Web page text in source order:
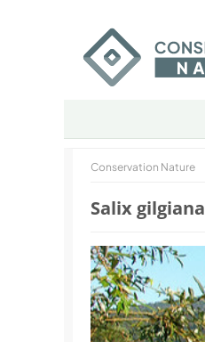
Conservation Nature
Salix gilgiana